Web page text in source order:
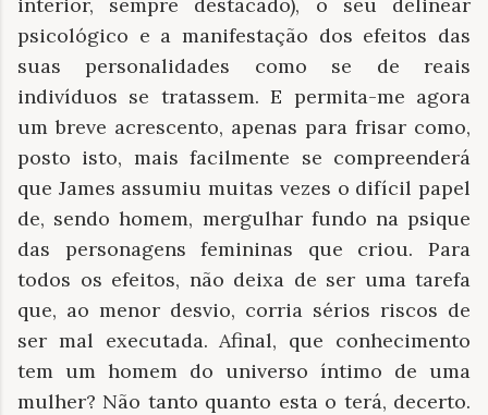
psicológico e a manifestação dos efeitos das
suas personalidades como se de reais
indivíduos se tratassem. E permita-me agora
um breve acrescento, apenas para frisar como,
posto isto, mais facilmente se compreenderá
que James assumiu muitas vezes o difícil papel
de, sendo homem, mergulhar fundo na psique
das personagens femininas que criou. Para
todos os efeitos, não deixa de ser uma tarefa
que, ao menor desvio, corria sérios riscos de
ser mal executada. Afinal, que conhecimento
tem um homem do universo íntimo de uma
mulher? Não tanto quanto esta o terá, decerto.